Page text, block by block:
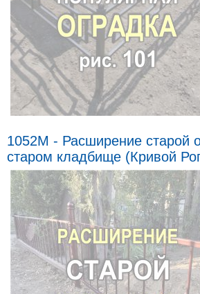
1052M - Расширение старой
старом кладбище (Кривой